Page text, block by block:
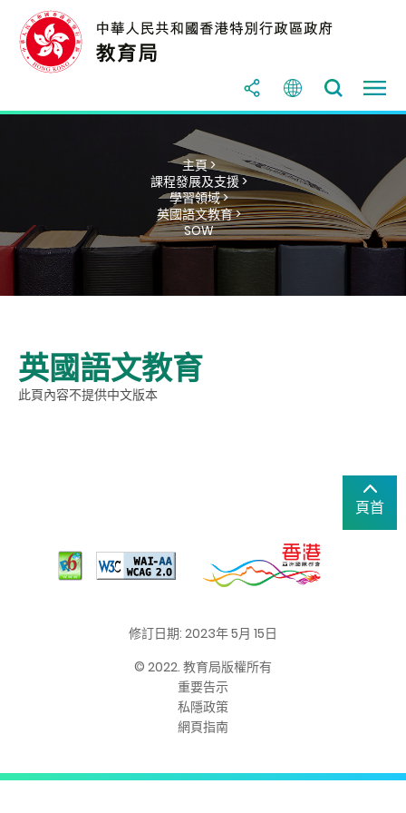
主頁 >
課程發展及支援 >
學習領域 >
英國語文教育 >
SOW
英國語文教育
此頁內容不提供中文版本
頁首
修訂日期: 2023年 5月 15日
© 2022. 教育局版權所有
重要告示
私隱政策
網頁指南